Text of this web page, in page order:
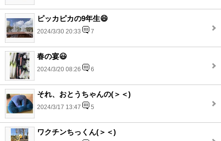
ピッカピカの9年生😄
2024/3/30 20:33 7
春の宴😃
2024/3/20 08:26 6
それ、おとうちゃんの(＞＜)
2024/3/17 13:47 5
ワクチンちっくん(＞＜)